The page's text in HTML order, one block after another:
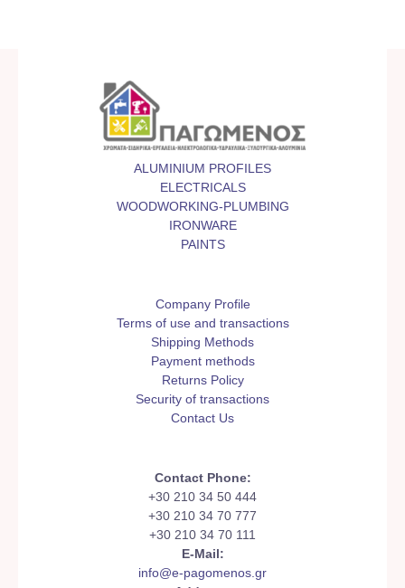
ALUMINIUM PROFILES
ELECTRICALS
WOODWORKING-PLUMBING
IRONWARE
PAINTS
Company Profile
Terms of use and transactions
Shipping Methods
Payment methods
Returns Policy
Security of transactions
Contact Us
Contact Phone:
+30 210 34 50 444
+30 210 34 70 777
+30 210 34 70 111
E-Mail:
info@e-pagomenos.gr